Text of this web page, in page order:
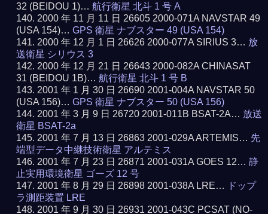
32 (BEIDOU 1)…航行衛星 北斗 1 号 A
2000 年 11 月 11 日 26605 2000-071A NAVSTAR 49
(USA 154)…GPS 衛星 ナブスター 49 (USA 154)
2000 年 12 月 1 日 26626 2000-077A SIRIUS 3… 放
送衛星 シリウス 3
2000 年 12 月 21 日 26643 2000-082A CHINASAT
31 (BEIDOU 1B)…航行衛星 北斗 1 号 B
2001 年 1 月 30 日 26690 2001-004A NAVSTAR 50
(USA 156)…GPS 衛星 ナブスター 50 (USA 156)
2001 年 3 月 9 日 26720 2001-011B BSAT-2A… 放送
衛星 BSAT-2a
2001 年 7 月 13 日 26863 2001-029A ARTEMIS… 先
端型データ中継技術衛星 アルテミス
2001 年 7 月 23 日 26871 2001-031A GOES 12…静
止実用環境衛星 ゴーズ 12 号
2001 年 8 月 29 日 26898 2001-038A LRE…
ドップ
ラ測距装置 LRE
2001 年 9 月 30 日 26931 2001-043C PCSAT (NO-